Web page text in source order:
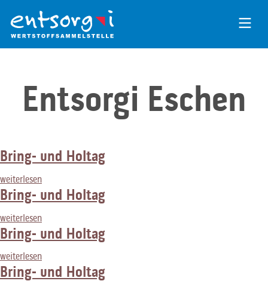
Inhalt
der
Seite
Entsorgi Eschen
Bring- und Holtag
weiterlesen
Bring- und Holtag
weiterlesen
Bring- und Holtag
weiterlesen
Bring- und Holtag